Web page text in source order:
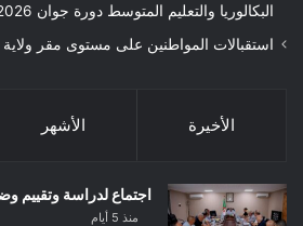
البكالوريا والتعليم المتوسط دورة جوان 2026
استقبالات المواطنين على مستوى مقر ولاية
الأخيرة الأشهر
اجتماع لدراسة وتقييم
منذ 5 أيام